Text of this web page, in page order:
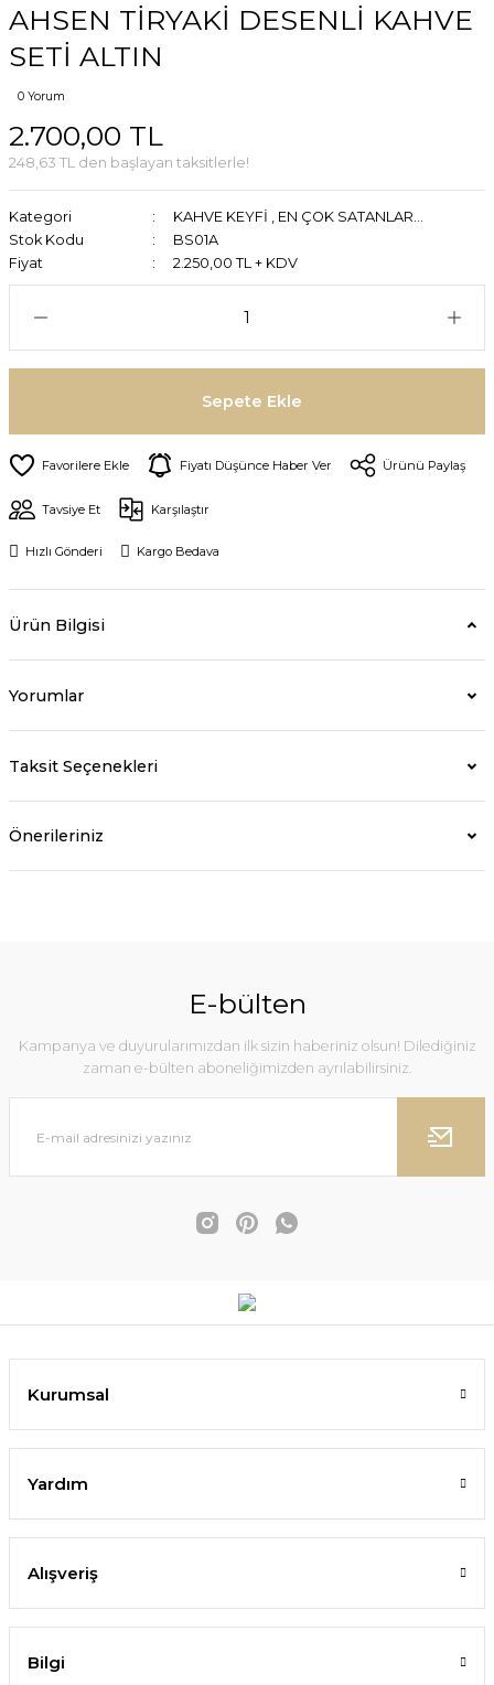
AHSEN TİRYAKİ DESENLİ KAHVE
SETİ ALTIN
0 Yorum
2.700,00 TL
248,63 TL den başlayan taksitlerle!
Kategori KAHVE KEYFİ , EN ÇOK SATANLAR...
Stok Kodu
BS01A
Fiyat
2.250,00 TL + KDV
Sepete Ekle
Fiyatı Düşünce Haber Ver Ürünü Paylaş
Tavsiye Et Karşılaştır
Hızlı Gönderi Kargo Bedava
Ürün Bilgisi
Yorumlar
Taksit Seçenekleri
Önerileriniz
E-bülten
Kampanya ve duyurularımızdan ilk sizin haberiniz olsun! Dilediğiniz
zaman e-bülten aboneliğimizden ayrılabilirsiniz.
Kurumsal
Yardım
Alışveriş
Bilgi